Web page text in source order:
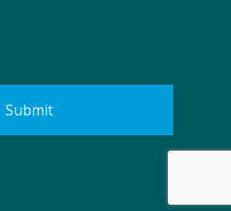
Submit